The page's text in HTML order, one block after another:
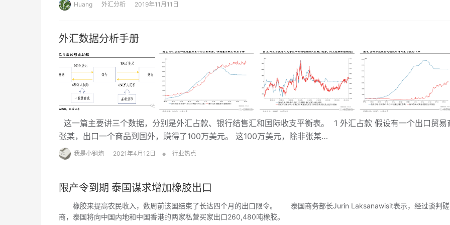
Huang 外汇分析 2019年11月11日
外汇数据分析手册
这一篇主要讲三个数据，分别是外汇占款、银行结售汇和国际收支平衡表。 1 外汇占款 假设有一个出口贸易
张某，出口一个商品到国外，赚得了100万美元。 这100万美元，除非张某…
我是小钢炮 2021年4月12日 • 行业热点
限产令到期 泰国谋求增加橡胶出口
橡胶来提高农民收入，数周前该国结束了长达四个月的出口限令。 泰国商务部长Jurin Laksanawisit表示，经过谈判磋
商，泰国将向中国内地和中国香港的两家私营买家出口260,480吨橡胶。